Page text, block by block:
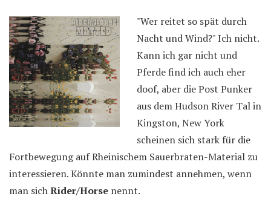
"Wer reitet so spät durch
Nacht und Wind?" Ich nicht.
Kann ich gar nicht und
Pferde find ich auch eher
doof, aber die Post Punker
aus dem Hudson River Tal in
Kingston, New York
scheinen sich stark für die
Fortbewegung auf Rheinischem Sauerbraten-Material zu
interessieren. Könnte man zumindest annehmen, wenn
man sichRider/Horse nennt.